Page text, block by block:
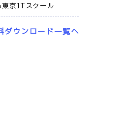
東京ITスクール
ダウンロード一覧へ